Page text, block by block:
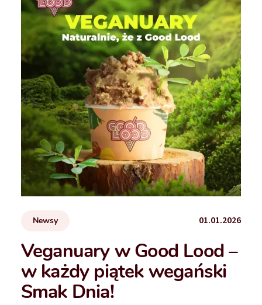
Newsy 01.01.2026
Veganuary w Good Lood –
w każdy piątek wegański
Smak Dnia!